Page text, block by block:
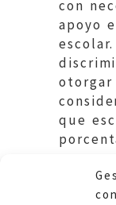
con
apoyo
otorgar
que